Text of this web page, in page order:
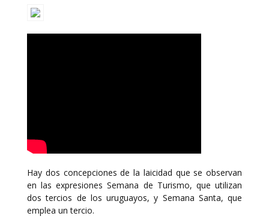
Hay dos concepciones de la laicidad que se observan
en las expresiones Semana de Turismo, que utilizan
dos tercios de los uruguayos, y Semana Santa, que
emplea un tercio.